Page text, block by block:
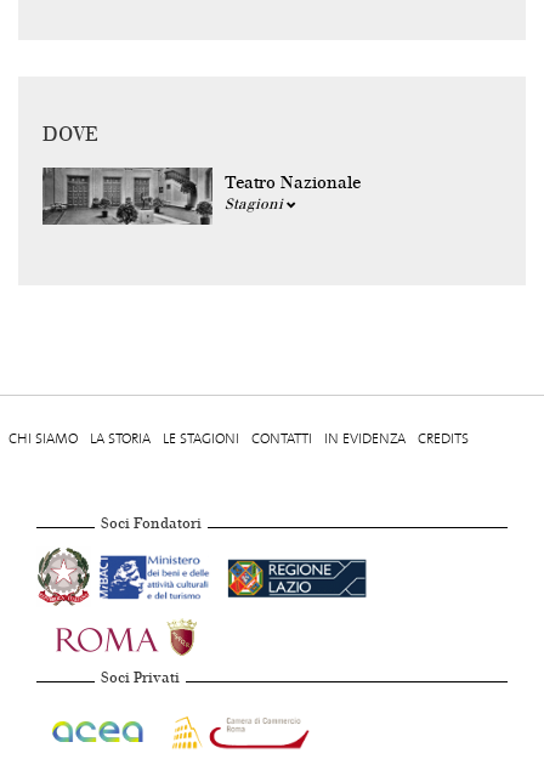
DOVE
Teatro Nazionale
Stagioni
CHI SIAMO LA STORIA LE STAGIONI CONTATTI IN EVIDENZA CREDITS
Soci Fondatori
Soci Privati